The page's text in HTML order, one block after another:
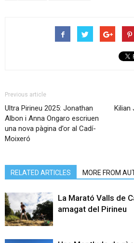
Previous article
Ultra Pirineu 2025: Jonathan
Albon i Anna Ongaro escriuen
una nova pàgina d’or al Cadí-
Moixeró
Kilian
RELATED ARTICLES MORE FROM
La Marató Valls de
amagat del Pirineu